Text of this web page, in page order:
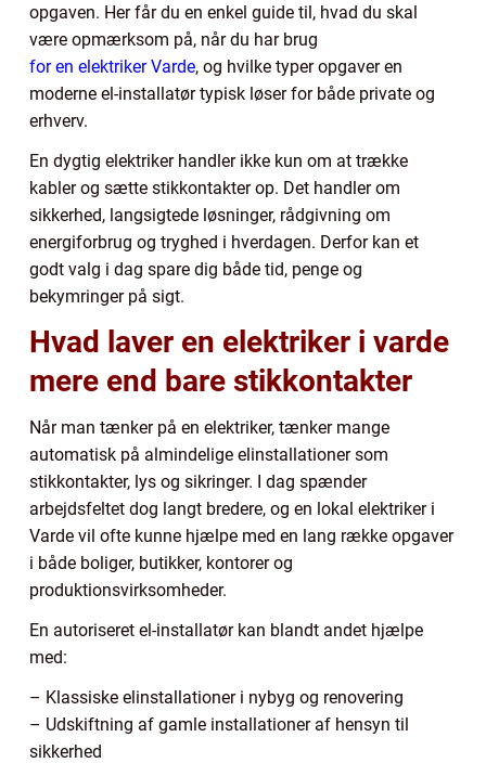
opgaven. Her får du en enkel guide til, hvad du skal
være opmærksom på, når du har brug
for en elektriker Varde, og hvilke typer opgaver en
moderne el-installatør typisk løser for både private og
erhverv.
En dygtig elektriker handler ikke kun om at trække
kabler og sætte stikkontakter op. Det handler om
sikkerhed, langsigtede løsninger, rådgivning om
energiforbrug og tryghed i hverdagen. Derfor kan et
godt valg i dag spare dig både tid, penge og
bekymringer på sigt.
Hvad laver en elektriker i varde
mere end bare stikkontakter
Når man tænker på en elektriker, tænker mange
automatisk på almindelige elinstallationer som
stikkontakter, lys og sikringer. I dag spænder
arbejdsfeltet dog langt bredere, og en lokal elektriker i
Varde vil ofte kunne hjælpe med en lang række opgaver
i både boliger, butikker, kontorer og
produktionsvirksomheder.
En autoriseret el-installatør kan blandt andet hjælpe
med:
– Klassiske elinstallationer i nybyg og renovering
– Udskiftning af gamle installationer af hensyn til
sikkerhed